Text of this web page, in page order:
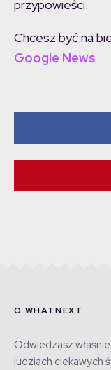
przypowieści.
Chcesz być na
Google News
O WHATNEXT
Odwiedzasz
ludziach ciekawych